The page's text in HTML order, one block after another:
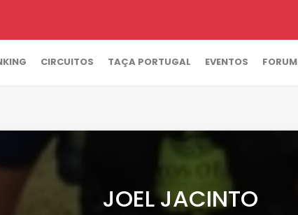
CIRCUITOS TAÇA PORTUGAL EVENTOS FORUM
JOEL JACINTO